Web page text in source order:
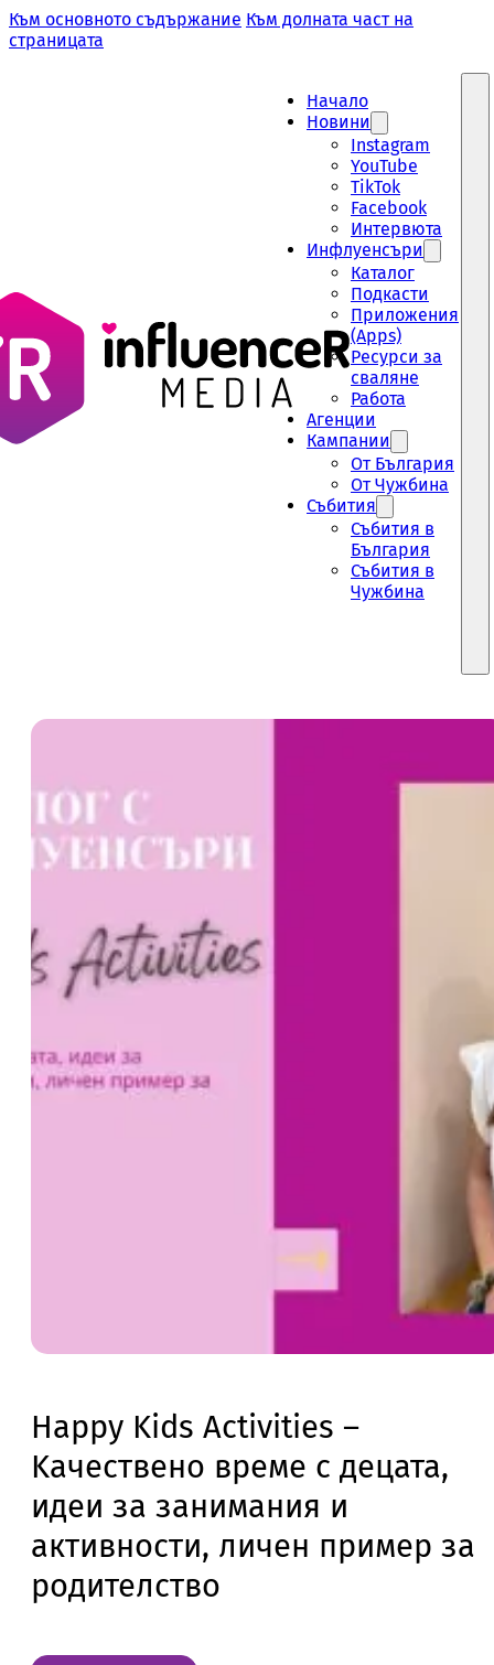
Към основното съдържание Към долната част на
страницата
Начало
Новини
Instagram
YouTube
TikTok
Facebook
Интервюта
Инфлуенсъри
Каталог
Подкасти
Приложения
(Apps)
Ресурси за
сваляне
Работа
Aгенции
Кампании
От България
От Чужбина
Събития
Събития в
България
Събития в
Чужбина
Happy Kids Activities –
Kачествено време с децата,
идеи за занимания и
активности, личен пример за
родителство